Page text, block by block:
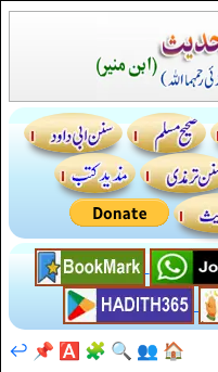
🏠
👥
🔍
🧩
🅰️
📌
↩️